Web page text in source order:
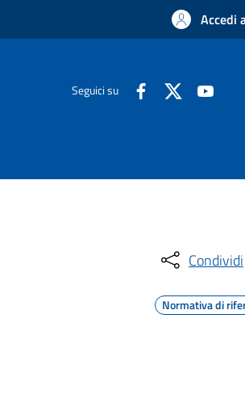
Accedi
Seguici su
Condividi
Normativa di